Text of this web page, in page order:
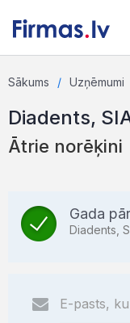
Sākums Uzņēmumi
Diadents,
Ātrie norēķini
Gada
Diadents,